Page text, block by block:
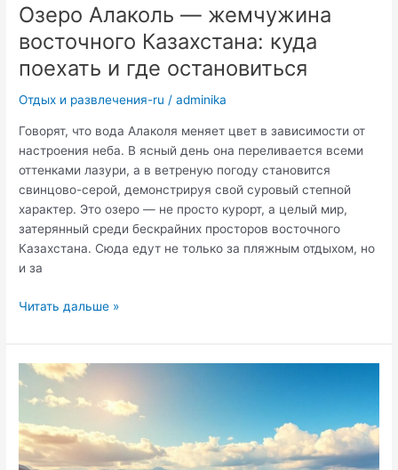
Озеро Алаколь — жемчужина
восточного Казахстана: куда
поехать и где остановиться
Отдых и развлечения-ru /adminika
Говорят, что вода Алаколя меняет цвет в зависимости от
настроения неба. В ясный день она переливается всеми
оттенками лазури, а в ветреную погоду становится
свинцово-серой, демонстрируя свой суровый степной
характер. Это озеро — не просто курорт, а целый мир,
затерянный среди бескрайних просторов восточного
Казахстана. Сюда едут не только за пляжным отдыхом, но
и за
Озеро
—
жемчужина
восточного
Казахстана:
куда
поехать
и
Читать дальше »